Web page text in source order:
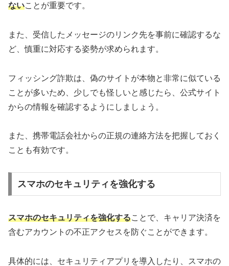
ないことが重要です。
また、受信したメッセージのリンク先を事前に確認するな
ど、慎重に対応する姿勢が求められます。
フィッシング詐欺は、偽のサイトが本物と非常に似ている
ことが多いため、少しでも怪しいと感じたら、公式サイト
からの情報を確認するようにしましょう。
また、携帯電話会社からの正規の連絡方法を把握しておく
ことも有効です。
スマホのセキュリティを強化する
スマホのセキュリティを強化することで、キャリア決済を
含むアカウントの不正アクセスを防ぐことができます。
具体的には、セキュリティアプリを導入したり、スマホの